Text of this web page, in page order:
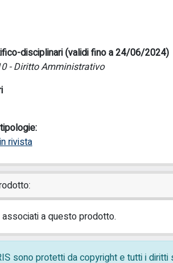
disciplinari (validi fino a 24/06/2024)
- Diritto Amministrativo
rivista
a questo prodotto.
sono protetti da copyright e tutti i